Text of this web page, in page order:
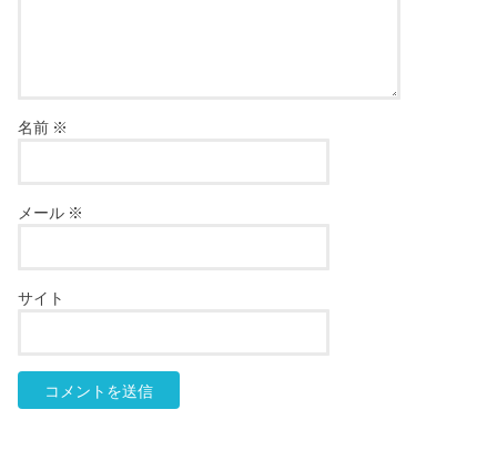
名前 ※
メール ※
サイト